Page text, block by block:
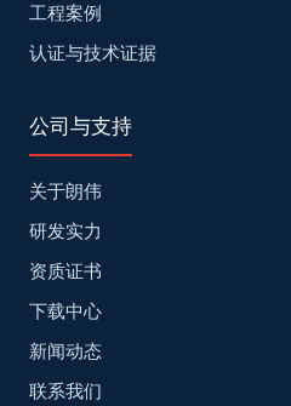
工程案例
认证与技术证据
公司与支持
关于朗伟
研发实力
资质证书
下载中心
新闻动态
联系我们